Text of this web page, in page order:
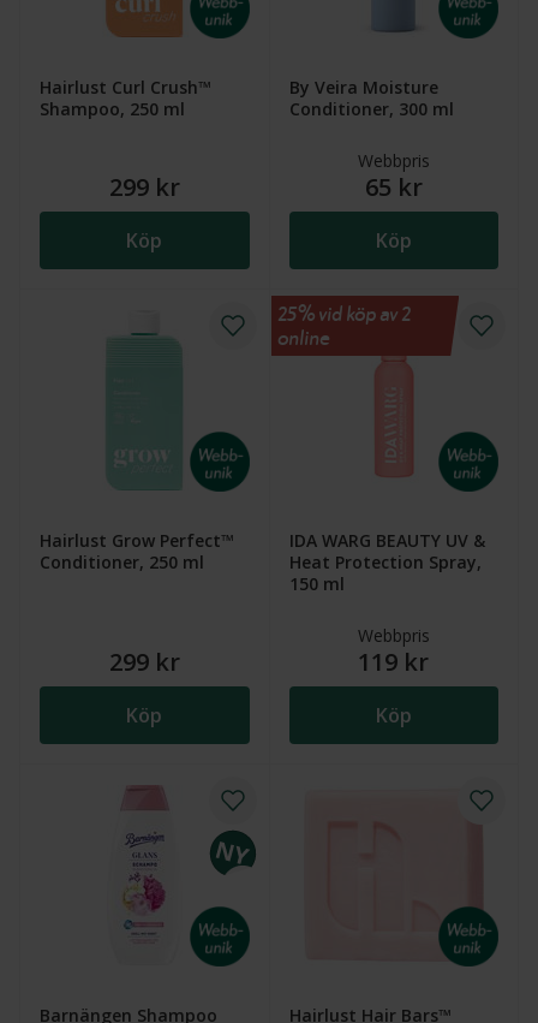
Hairlust Curl Crush™
Shampoo, 250 ml
299 kr
Köp
By Veira Moisture
Conditioner, 300 ml
Webbpris
65 kr
Köp
Hairlust Grow Perfect™
Conditioner, 250 ml
299 kr
Köp
IDA WARG BEAUTY UV &
Heat Protection Spray,
150 ml
Webbpris
119 kr
Köp
25% vid köp av 2
online
Barnängen Shampoo Hairlust Hair Bars™